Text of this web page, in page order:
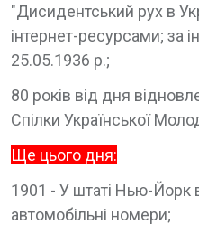
"Дисидентський рух в
інтернет-ресурсами; за
25.05.1936 р.;
80 років від дня
Спілки Української
Ще цього дня:
1901 - У штаті Нью-Йорк
автомобільні номери;